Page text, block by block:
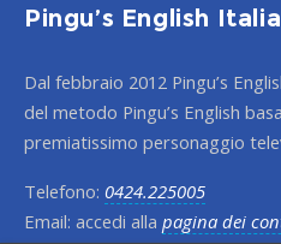
Pingu’s English Italia
Dal febbraio 2012 Pingu’s
del metodo Pingu’s English
premiatissimo personaggio
Telefono: 0424.225005
Email: accedi alla pagina dei